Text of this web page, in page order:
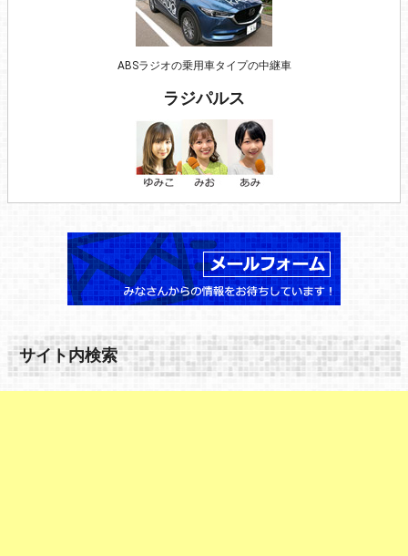
ABSラジオの乗用車タイプの中継車
ラジパルス
サイト内検索